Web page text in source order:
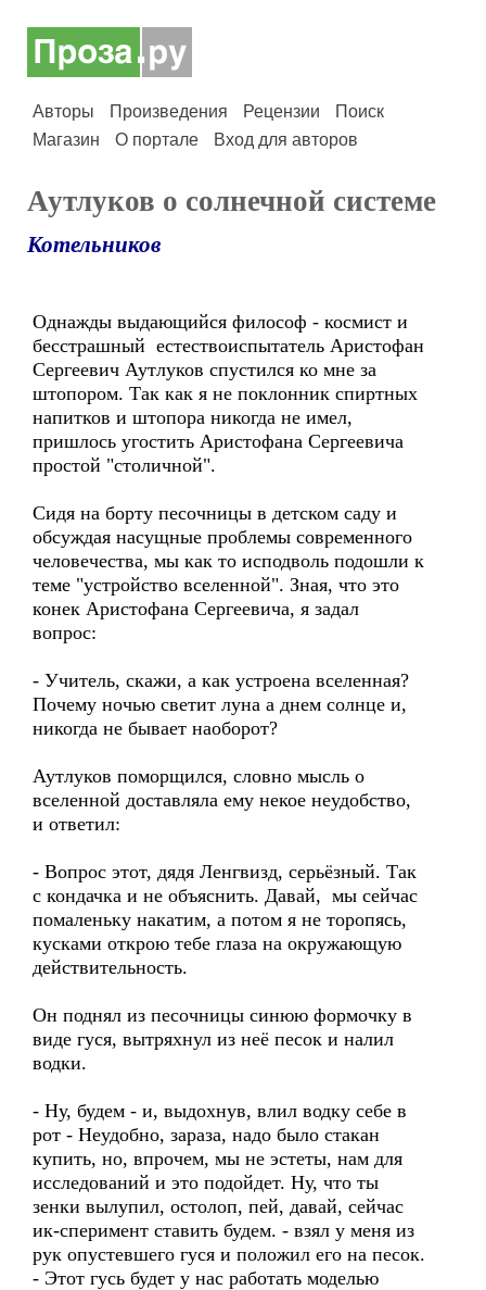
Авторы Произведения Рецензии
Поиск
Магазин
О портале Вход для авторов
Аутлуков о солнечной системе
Котельников
Однажды выдающийся философ - космист и
бесстрашный естествоиспытатель Аристофан
Сергеевич Аутлуков спустился ко мне за
штопором. Так как я не поклонник спиртных
напитков и штопора никогда не имел,
пришлось угостить Аристофана Сергеевича
простой "столичной".
Сидя на борту песочницы в детском саду и
обсуждая насущные проблемы современного
человечества, мы как то исподволь подошли к
теме "устройство вселенной". Зная, что это
конек Аристофана Сергеевича, я задал
вопрос:
- Учитель, скажи, а как устроена вселенная?
Почему ночью светит луна а днем солнце и,
никогда не бывает наоборот?
Аутлуков поморщился, словно мысль о
вселенной доставляла ему некое неудобство,
и ответил:
- Вопрос этот, дядя Ленгвизд, серьёзный. Так
с кондачка и не объяснить. Давай, мы сейчас
помаленьку накатим, а потом я не торопясь,
кусками открою тебе глаза на окружающую
действительность.
Он поднял из песочницы синюю формочку в
виде гуся, вытряхнул из неё песок и налил
водки.
- Ну, будем - и, выдохнув, влил водку себе в
рот - Неудобно, зараза, надо было стакан
купить, но, впрочем, мы не эстеты, нам для
исследований и это подойдет. Ну, что ты
зенки вылупил, остолоп, пей, давай, сейчас
ик-сперимент ставить будем. - взял у меня из
рук опустевшего гуся и положил его на песок.
- Этот гусь будет у нас работать моделью